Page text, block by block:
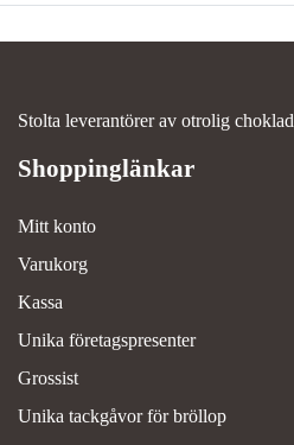
Stolta leverantörer av otrolig
Mitt konto
Varukorg
Kassa
Unika företagspresenter
Grossist
Unika tackgåvor för bröllop